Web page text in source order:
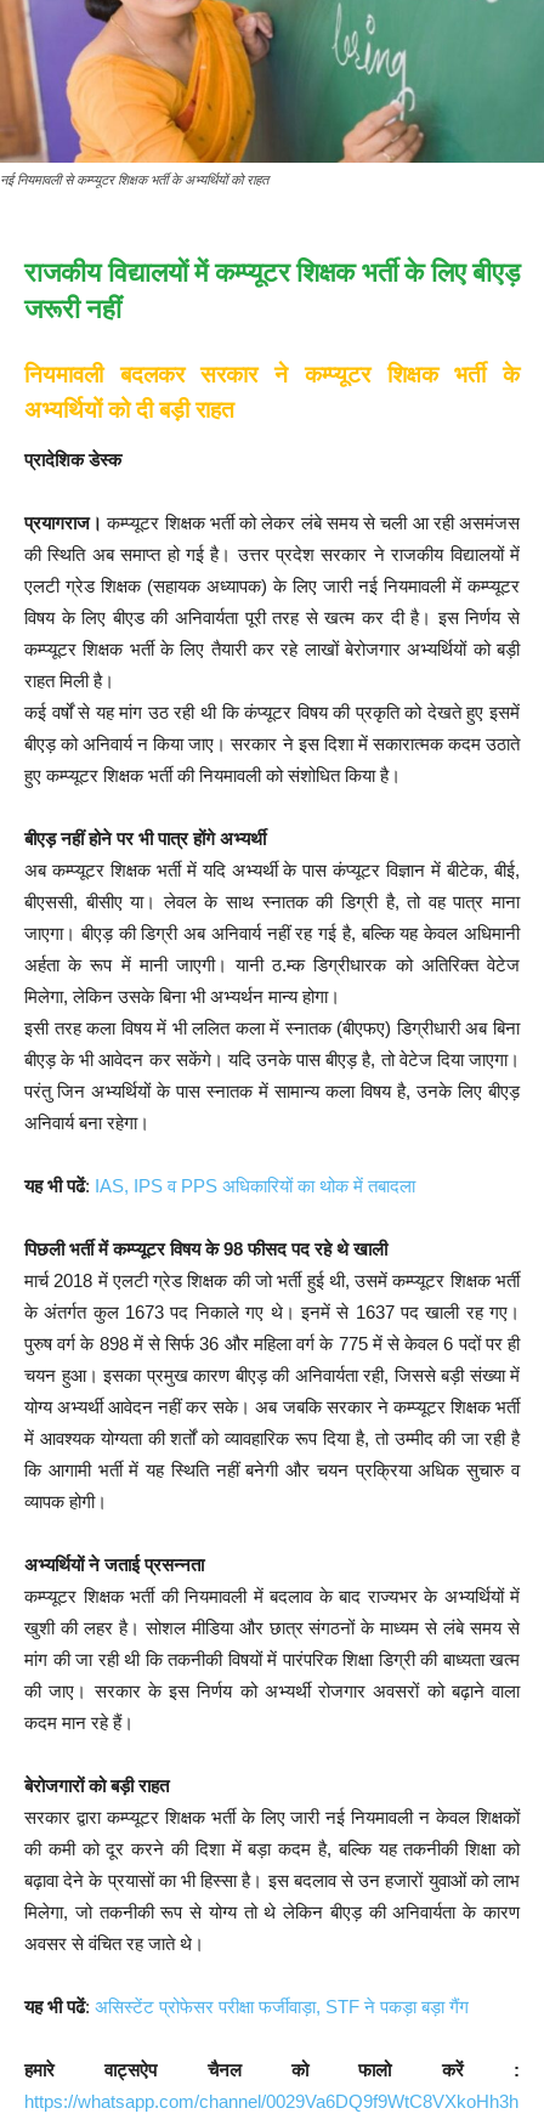
नई नियमावली से कम्प्यूटर शिक्षक भर्ती के अभ्यर्थियों को राहत
राजकीय विद्यालयों में कम्प्यूटर शिक्षक भर्ती के लिए बीएड़
जरूरी नहीं
नियमावली बदलकर सरकार ने कम्प्यूटर शिक्षक भर्ती के
अभ्यर्थियों को दी बड़ी राहत
प्रादेशिक डेस्क
प्रयागराज। कम्प्यूटर शिक्षक भर्ती को लेकर लंबे समय से चली आ रही असमंजस
की स्थिति अब समाप्त हो गई है। उत्तर प्रदेश सरकार ने राजकीय विद्यालयों में
एलटी ग्रेड शिक्षक (सहायक अध्यापक) के लिए जारी नई नियमावली में कम्प्यूटर
विषय के लिए बीएड की अनिवार्यता पूरी तरह से खत्म कर दी है। इस निर्णय से
कम्प्यूटर शिक्षक भर्ती के लिए तैयारी कर रहे लाखों बेरोजगार अभ्यर्थियों को बड़ी
राहत मिली है।
कई वर्षों से यह मांग उठ रही थी कि कंप्यूटर विषय की प्रकृति को देखते हुए इसमें
बीएड़ को अनिवार्य न किया जाए। सरकार ने इस दिशा में सकारात्मक कदम उठाते
हुए कम्प्यूटर शिक्षक भर्ती की नियमावली को संशोधित किया है।
बीएड़ नहीं होने पर भी पात्र होंगे अभ्यर्थी
अब कम्प्यूटर शिक्षक भर्ती में यदि अभ्यर्थी के पास कंप्यूटर विज्ञान में बीटेक, बीई,
बीएससी, बीसीए या। लेवल के साथ स्नातक की डिग्री है, तो वह पात्र माना
जाएगा। बीएड़ की डिग्री अब अनिवार्य नहीं रह गई है, बल्कि यह केवल अधिमानी
अर्हता के रूप में मानी जाएगी। यानी ठ.म्क डिग्रीधारक को अतिरिक्त वेटेज
मिलेगा, लेकिन उसके बिना भी अभ्यर्थन मान्य होगा।
इसी तरह कला विषय में भी ललित कला में स्नातक (बीएफए) डिग्रीधारी अब बिना
बीएड़ के भी आवेदन कर सकेंगे। यदि उनके पास बीएड़ है, तो वेटेज दिया जाएगा।
परंतु जिन अभ्यर्थियों के पास स्नातक में सामान्य कला विषय है, उनके लिए बीएड़
अनिवार्य बना रहेगा।
यह भी पढें: IAS, IPS व PPS अधिकारियों का थोक में तबादला
पिछली भर्ती में कम्प्यूटर विषय के 98 फीसद पद रहे थे खाली
मार्च 2018 में एलटी ग्रेड शिक्षक की जो भर्ती हुई थी, उसमें कम्प्यूटर शिक्षक भर्ती
के अंतर्गत कुल 1673 पद निकाले गए थे। इनमें से 1637 पद खाली रह गए।
पुरुष वर्ग के 898 में से सिर्फ 36 और महिला वर्ग के 775 में से केवल 6 पदों पर ही
चयन हुआ। इसका प्रमुख कारण बीएड़ की अनिवार्यता रही, जिससे बड़ी संख्या में
योग्य अभ्यर्थी आवेदन नहीं कर सके। अब जबकि सरकार ने कम्प्यूटर शिक्षक भर्ती
में आवश्यक योग्यता की शर्तों को व्यावहारिक रूप दिया है, तो उम्मीद की जा रही है
कि आगामी भर्ती में यह स्थिति नहीं बनेगी और चयन प्रक्रिया अधिक सुचारु व
व्यापक होगी।
अभ्यर्थियों ने जताई प्रसन्नता
कम्प्यूटर शिक्षक भर्ती की नियमावली में बदलाव के बाद राज्यभर के अभ्यर्थियों में
खुशी की लहर है। सोशल मीडिया और छात्र संगठनों के माध्यम से लंबे समय से
मांग की जा रही थी कि तकनीकी विषयों में पारंपरिक शिक्षा डिग्री की बाध्यता खत्म
की जाए। सरकार के इस निर्णय को अभ्यर्थी रोजगार अवसरों को बढ़ाने वाला
कदम मान रहे हैं।
बेरोजगारों को बड़ी राहत
सरकार द्वारा कम्प्यूटर शिक्षक भर्ती के लिए जारी नई नियमावली न केवल शिक्षकों
की कमी को दूर करने की दिशा में बड़ा कदम है, बल्कि यह तकनीकी शिक्षा को
बढ़ावा देने के प्रयासों का भी हिस्सा है। इस बदलाव से उन हजारों युवाओं को लाभ
मिलेगा, जो तकनीकी रूप से योग्य तो थे लेकिन बीएड़ की अनिवार्यता के कारण
अवसर से वंचित रह जाते थे।
यह भी पढें: असिस्टेंट प्रोफेसर परीक्षा फर्जीवाड़ा, STF ने पकड़ा बड़ा गैंग
हमारे वाट्सऐप चैनल को फालो करें :
https://whatsapp.com/channel/0029Va6DQ9f9WtC8VXkoHh3h